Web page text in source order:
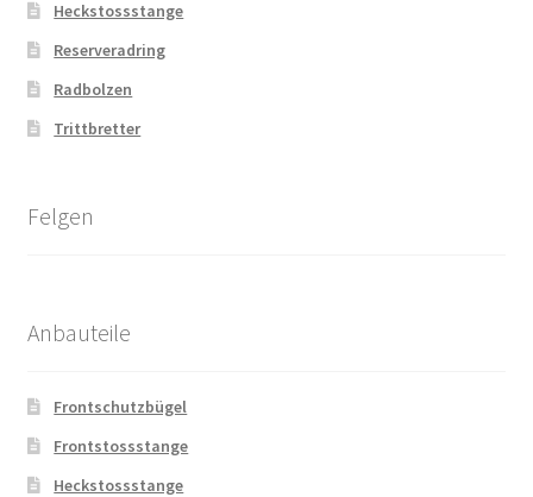
Heckstossstange
Reserveradring
Radbolzen
Trittbretter
Felgen
Anbauteile
Frontschutzbügel
Frontstossstange
Heckstossstange